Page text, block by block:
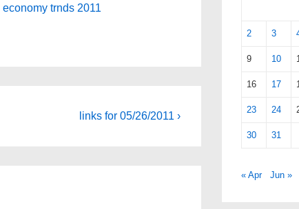
economy trnds 2011
Next
links for 05/26/2011 ›
2 3
9 10
16 17
23 24
30 31
« Apr Jun »